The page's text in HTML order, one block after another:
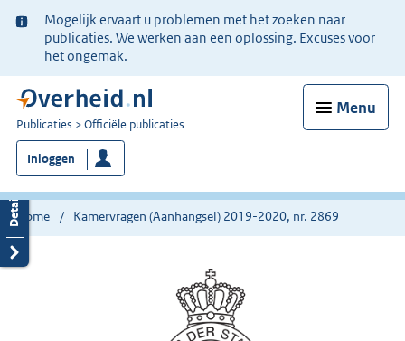
Ter
informatie:
Mogelijk ervaart u problemen met het zoeken naar
publicaties. We werken aan een oplossing. Excuses voor
het ongemak.
Menu
U
bent
nu
hier:
Publicaties Officiële publicaties
Inloggen
Home Kamervragen (Aanhangsel) 2019-2020, nr. 2869